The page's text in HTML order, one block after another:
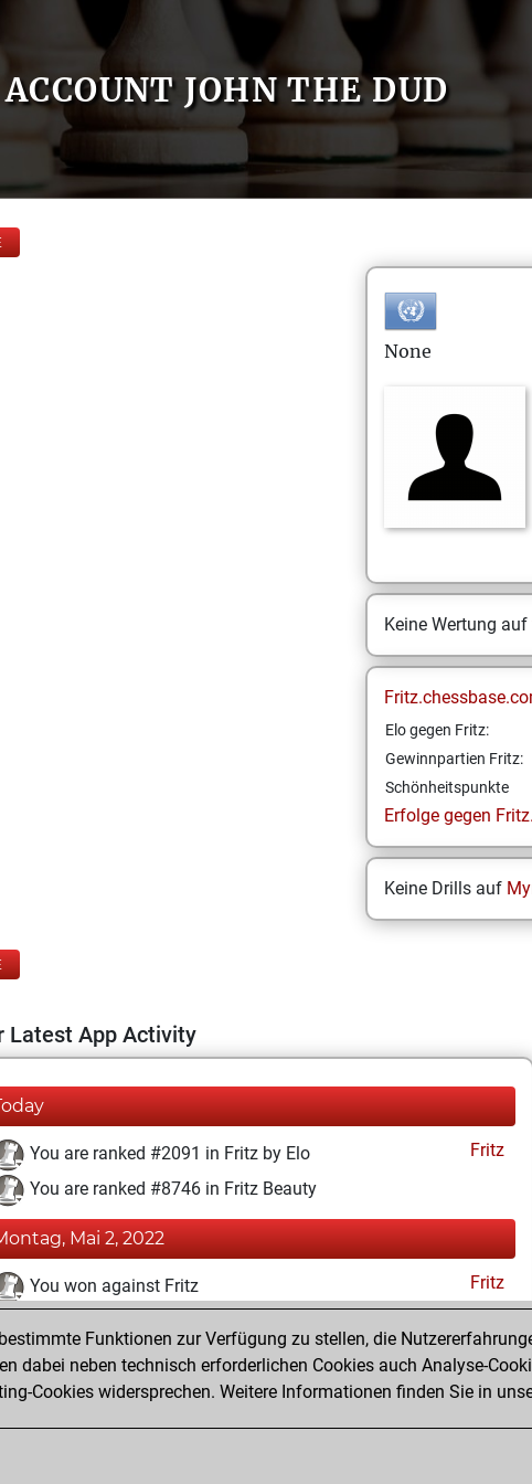
ACCOUNT JOHN THE DUD
None
Keine Wertung auf
Elo gegen Fritz:
Gewinnpartien Fritz:
Schönheitspunkte
Erfolge gegen
Keine Drills auf
Latest App Activity
You are ranked #2091 in Fritz by Elo
Fritz
You are ranked #8746 in Fritz Beauty
Mai 2, 2022
You won against Fritz
Fritz
You achieved a new Elo of 1658
You created your Fritz account
Funktionen zur Verfügung zu stellen, die
dabei neben technisch erforderlichen Cookies auch Analyse-
Cookies widersprechen. Weitere Informationen finden Sie in